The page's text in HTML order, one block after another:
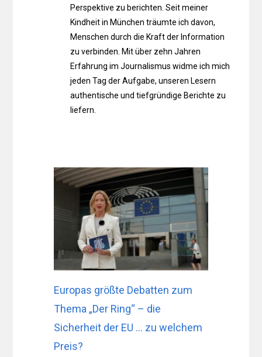
Perspektive zu berichten. Seit meiner
Kindheit in München träumte ich davon,
Menschen durch die Kraft der Information
zu verbinden. Mit über zehn Jahren
Erfahrung im Journalismus widme ich mich
jeden Tag der Aufgabe, unseren Lesern
authentische und tiefgründige Berichte zu
liefern.
Europas größte Debatten zum
Thema „Der Ring“ – die
Sicherheit der EU … zu welchem ​​
Preis?